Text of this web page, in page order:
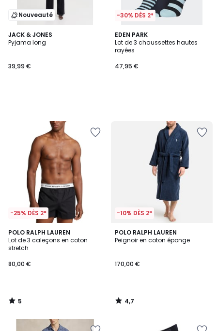
Nouveauté
JACK & JONES
Pyjama long
39,99 €
-30% DÈS 2*
EDEN PARK
Lot de 3 chaussettes hautes
rayées
47,95 €
-25% DÈS 2*
POLO RALPH LAUREN
Lot de 3 caleçons en coton
stretch
80,00 €
5
/
5
5
/
-10% DÈS 2*
POLO RALPH LAUREN
Peignoir en coton éponge
170,00 €
4,7
/ 5
4,7
/